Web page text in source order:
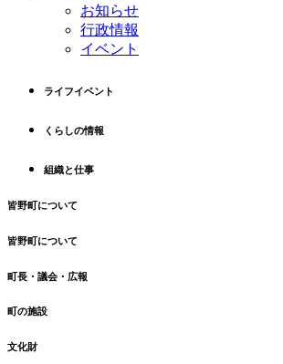
お知らせ
行政情報
イベント
ライフイベント
くらしの情報
組織と仕事
皆野町について
皆野町について
町長・議会・広報
町の施設
文化財